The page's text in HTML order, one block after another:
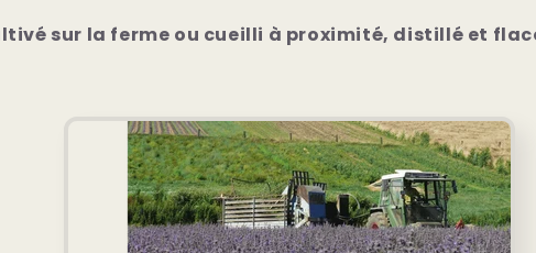
sur la ferme ou cueilli à proximité, distillé et